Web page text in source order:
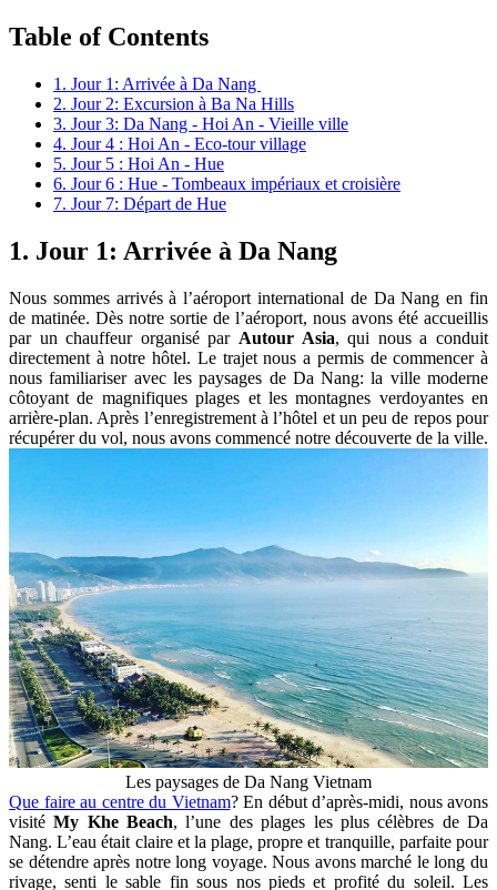
Table of Contents
1. Jour 1: Arrivée à Da Nang
2. Jour 2: Excursion à Ba Na Hills
3. Jour 3: Da Nang - Hoi An - Vieille ville
4. Jour 4 : Hoi An - Eco-tour village
5. Jour 5 : Hoi An - Hue
6. Jour 6 : Hue - Tombeaux impériaux et croisière
7. Jour 7: Départ de Hue
1. Jour 1: Arrivée à Da Nang
Nous sommes arrivés à l’aéroport international de Da Nang en fin
de matinée. Dès notre sortie de l’aéroport, nous avons été accueillis
par un chauffeur organisé par Autour Asia, qui nous a conduit
directement à notre hôtel. Le trajet nous a permis de commencer à
nous familiariser avec les paysages de Da Nang: la ville moderne
côtoyant de magnifiques plages et les montagnes verdoyantes en
arrière-plan. Après l’enregistrement à l’hôtel et un peu de repos pour
récupérer du vol, nous avons commencé notre découverte de la ville.
Les paysages de Da Nang Vietnam
Que faire au centre du Vietnam? En début d’après-midi, nous avons
visitéMy Khe Beach, l’une des plages les plus célèbres de Da
Nang. L’eau était claire et la plage, propre et tranquille, parfaite pour
se détendre après notre long voyage. Nous avons marché le long du
rivage, senti le sable fin sous nos pieds et profité du soleil. Les